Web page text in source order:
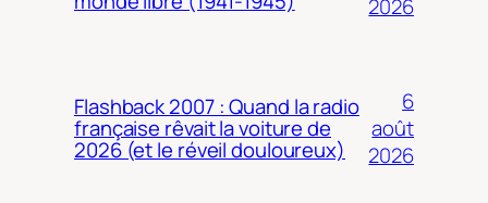
2026
Flashback 2007 : Quand la radio
française rêvait la voiture de
2026 (et le réveil douloureux)
6
août
2026